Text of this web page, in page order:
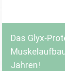
Das Glyx-
Jahren!